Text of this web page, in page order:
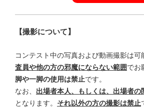
【撮影について】
コンテスト中の写真および動画撮影は可
査員や他の方の邪魔にならない範囲でお
脚や一脚の使用は禁止です。
なお、 出場者本人、もしくは、出場者の
となります。 それ以外の方の撮影は禁止